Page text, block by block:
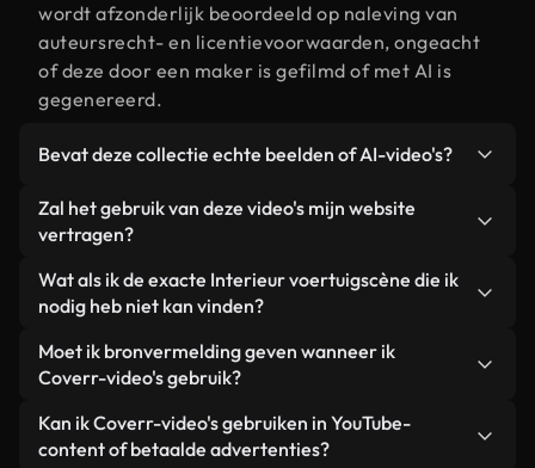
wordt afzonderlijk beoordeeld op naleving van
auteursrecht- en licentievoorwaarden, ongeacht
of deze door een maker is gefilmd of met AI is
gegenereerd.
Bevat deze collectie echte beelden of AI-video's?
Beide. Dit is een hybride bibliotheek die bestaat
uit echte, door mensen gefilmde beelden van
gegenereerde video's. Elke video is duidelijk
gelabeld, zodat je altijd weet wat je gebruikt.
Zal het gebruik van deze video's mijn website
vertragen?
Niet als u voor onze geoptimaliseerde versies
kiest. Wij bieden lichtgewicht, webklare formaten
achtergrond. Zo blijft de kwaliteit hoog, worden de
laadtijden geminimaliseerd en worden
statistieken zoals LCP verbeterd.
Wat als ik de exacte Interieur voertuigscène die ik
nodig heb niet kan vinden?
Met Coverr AI Studio maak je direct een video.
Beschrijf de scène – bijvoorbeeld "Interieur
genereert binnen enkele seconden een
gepersonaliseerde video die voldoet aan onze
Moet ik bronvermelding geven wanneer ik
Coverr-video's gebruik?
Naamsvermelding is niet vereist. Alle video's in
onze stockbibliotheek zijn royaltyvrij en kunnen
Kan ik Coverr-video's gebruiken in YouTube-
content of betaalde advertenties?